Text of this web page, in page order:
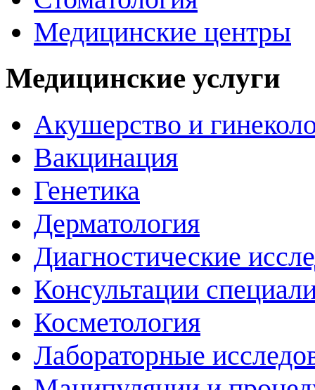
Медицинские центры
Медицинские услуги
Акушерство и
Вакцинация
Генетика
Дерматология
Диагностические
Консультации
Косметология
Лабораторные